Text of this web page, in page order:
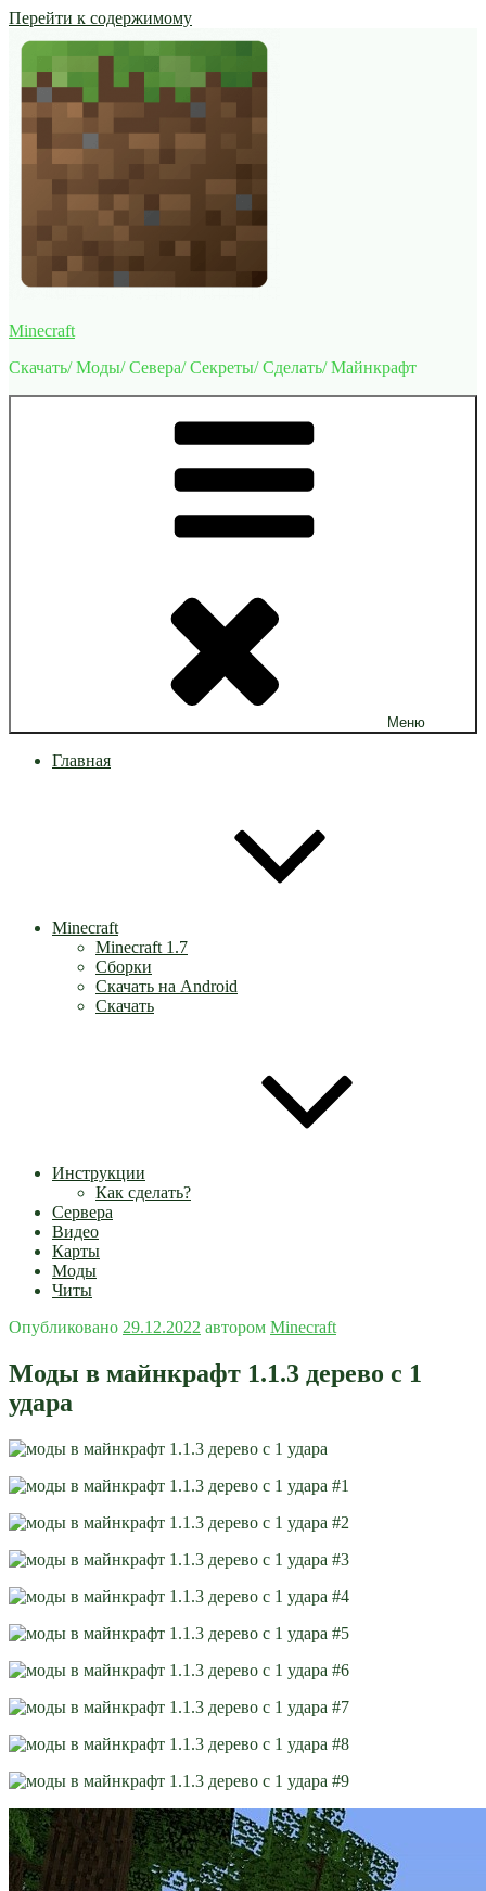
Перейти к содержимому
Minecraft
Скачать/ Моды/ Севера/ Секреты/ Сделать/ Майнкрафт
Меню
Главная
Minecraft
Minecraft 1.7
Сборки
Скачать на Android
Скачать
Инструкции
Как сделать?
Сервера
Видео
Карты
Моды
Читы
Опубликовано 29.12.2022 автором Minecraft
Моды в майнкрафт 1.1.3 дерево с 1
удара